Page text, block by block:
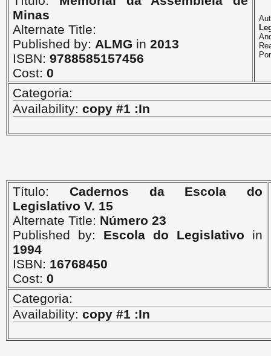
Minas
Alternate Title:
Published by: ALMG in 2013
ISBN: 9788585157456
Cost: 0
Categoria:
Availability: copy #1 :In
Título: Cadernos da Escola do
Legislativo V. 15
Alternate Title: Número 23
Published by: Escola do Legislativo in
1994
ISBN: 16768450
Cost: 0
Categoria:
Availability: copy #1 :In